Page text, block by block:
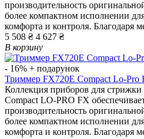
производительность
более компактном исполнении
комфорта и контроля. Благодаря
5 508 ₴ 4 627 ₴
В корзину
- 16% + подарунок
Триммер FX720E Compact Lo-Pro
Коллекция приборов для
Compact LO-PRO FX
производительность
более компактном исполнении
комфорта и контроля. Благодаря